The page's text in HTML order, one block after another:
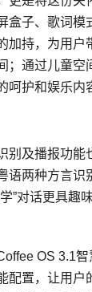
盒子、歌词模
加持，为用户
；通过儿童空
呵护和娱乐内
别及播报功能
语两种方言识
”对话更具趣
OS 3.1
配置，让用户